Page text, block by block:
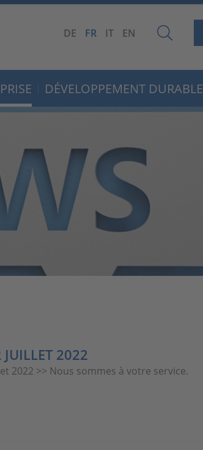
DE FR IT EN
DÉVELOPPEMENT DURABLE
JUILLET 2022
2022 >> Nous sommes à votre service.